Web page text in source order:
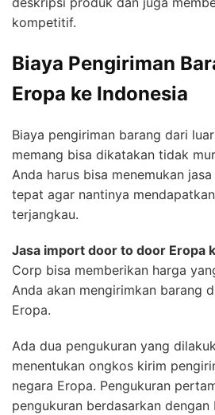
kompetitif.
Biaya Pengiriman
Eropa ke Indonesia
Biaya pengiriman barang dari
memang bisa dikatakan tidak
Anda harus bisa menemukan
tepat agar nantinya
terjangkau.
Jasa import door to door Eropa
Corp bisa memberikan harga
Anda akan mengirimkan barang
Eropa.
Ada dua pengukuran yang
menentukan ongkos kirim
negara Eropa. Pengukuran
pengukuran berdasarkan